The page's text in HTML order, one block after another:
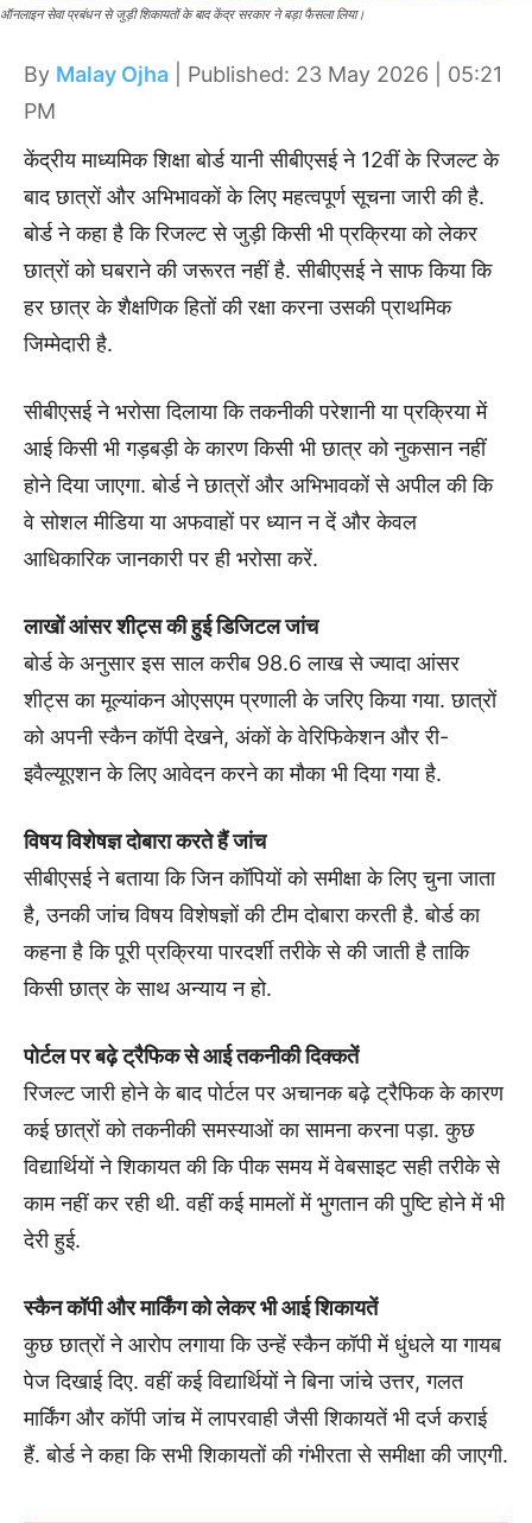
ऑनलाइन सेवा प्रबंधन से जुड़ी शिकायतों के बाद केंद्र सरकार ने बड़ा फैसला लिया।
By Malay Ojha | Published: 23 May 2026 | 05:21
PM
केंद्रीय माध्यमिक शिक्षा बोर्ड यानी सीबीएसई ने 12वीं के रिजल्ट के
बाद छात्रों और अभिभावकों के लिए महत्वपूर्ण सूचना जारी की है.
बोर्ड ने कहा है कि रिजल्ट से जुड़ी किसी भी प्रक्रिया को लेकर
छात्रों को घबराने की जरूरत नहीं है. सीबीएसई ने साफ किया कि
हर छात्र के शैक्षणिक हितों की रक्षा करना उसकी प्राथमिक
जिम्मेदारी है.
सीबीएसई ने भरोसा दिलाया कि तकनीकी परेशानी या प्रक्रिया में
आई किसी भी गड़बड़ी के कारण किसी भी छात्र को नुकसान नहीं
होने दिया जाएगा. बोर्ड ने छात्रों और अभिभावकों से अपील की कि
वे सोशल मीडिया या अफवाहों पर ध्यान न दें और केवल
आधिकारिक जानकारी पर ही भरोसा करें.
लाखों आंसर शीट्स की हुई डिजिटल जांच
बोर्ड के अनुसार इस साल करीब 98.6 लाख से ज्यादा आंसर
शीट्स का मूल्यांकन ओएसएम प्रणाली के जरिए किया गया. छात्रों
को अपनी स्कैन कॉपी देखने, अंकों के वेरिफिकेशन और री-
इवैल्यूएशन के लिए आवेदन करने का मौका भी दिया गया है.
विषय विशेषज्ञ दोबारा करते हैं जांच
सीबीएसई ने बताया कि जिन कॉपियों को समीक्षा के लिए चुना जाता
है, उनकी जांच विषय विशेषज्ञों की टीम दोबारा करती है. बोर्ड का
कहना है कि पूरी प्रक्रिया पारदर्शी तरीके से की जाती है ताकि
किसी छात्र के साथ अन्याय न हो.
पोर्टल पर बढ़े ट्रैफिक से आई तकनीकी दिक्कतें
रिजल्ट जारी होने के बाद पोर्टल पर अचानक बढ़े ट्रैफिक के कारण
कई छात्रों को तकनीकी समस्याओं का सामना करना पड़ा. कुछ
विद्यार्थियों ने शिकायत की कि पीक समय में वेबसाइट सही तरीके से
काम नहीं कर रही थी. वहीं कई मामलों में भुगतान की पुष्टि होने में भी
देरी हुई.
स्कैन कॉपी और मार्किंग को लेकर भी आई शिकायतें
कुछ छात्रों ने आरोप लगाया कि उन्हें स्कैन कॉपी में धुंधले या गायब
पेज दिखाई दिए. वहीं कई विद्यार्थियों ने बिना जांचे उत्तर, गलत
मार्किंग और कॉपी जांच में लापरवाही जैसी शिकायतें भी दर्ज कराई
हैं. बोर्ड ने कहा कि सभी शिकायतों की गंभीरता से समीक्षा की जाएगी.